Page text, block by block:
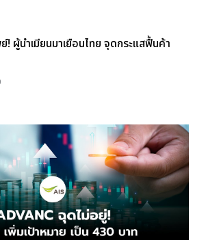
ผู้นำเมียนมาเยือนไทย จุดกระแสฟื้นค้า